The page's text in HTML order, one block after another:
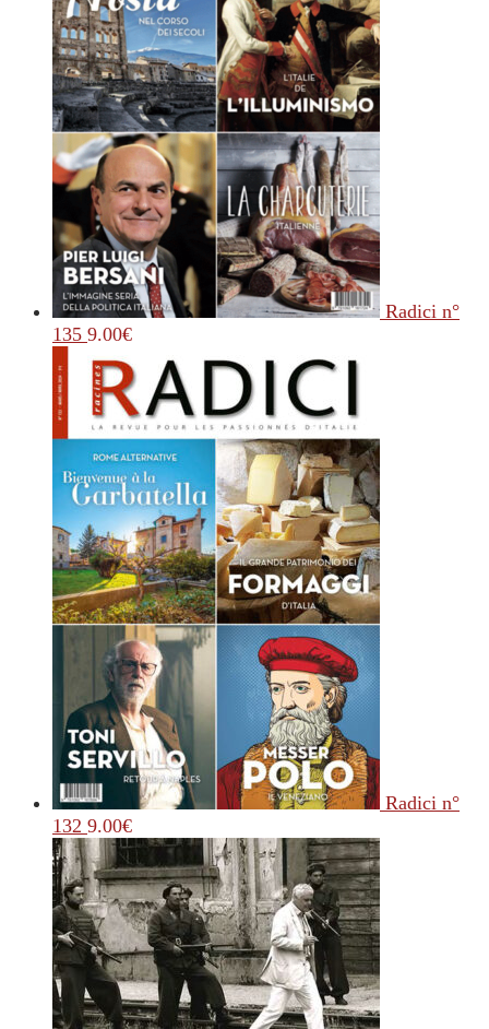
Radici n°
135 9.00€
Radici n°
132 9.00€